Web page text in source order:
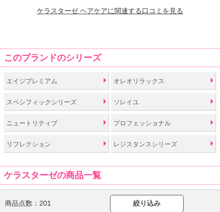
ケラスターゼ ヘアケアに関連する口コミを見る
このブランドのシリーズ
エイジプレミアム オレオリラックス
スペシフィックシリーズ ソレイユ
ニュートリティブ プロフェッショナル
リフレクション レジスタンスシリーズ
ケラスターゼの商品一覧
商品点数： 201 絞り込み